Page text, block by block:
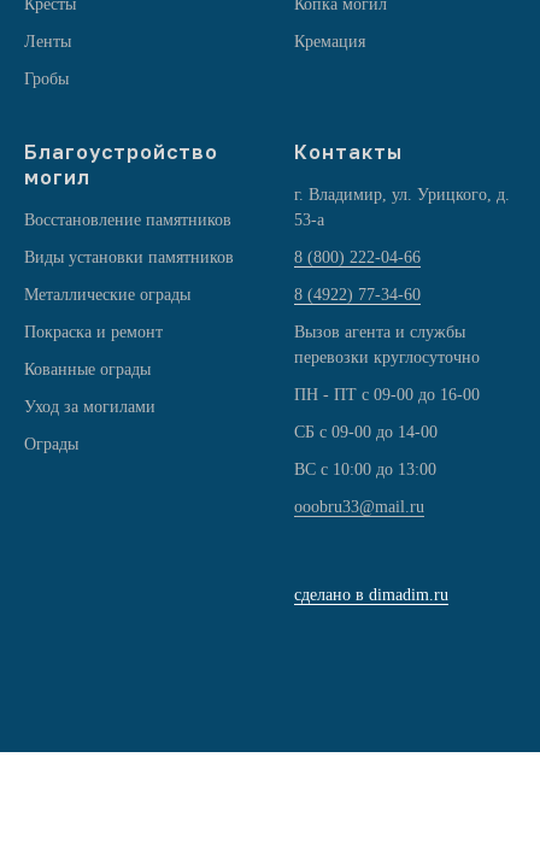
Кресты
Ленты
Гробы
Копка могил
Кремация
Благоустройство
могил
Восстановление памятников
Виды установки памятников
Металлические ограды
Покраска и ремонт
Кованные ограды
Уход за могилами
Ограды
Контакты
г. Владимир, ул. Урицкого, д.
53-а
8 (800) 222-04-66
8 (4922) 77-34-60
Вызов агента и службы
перевозки круглосуточно
ПН - ПТ с 09-00 до 16-00
СБ с 09-00 до 14-00
ВС с 10:00 до 13:00
ooobru33@mail.ru
сделано в dimadim.ru